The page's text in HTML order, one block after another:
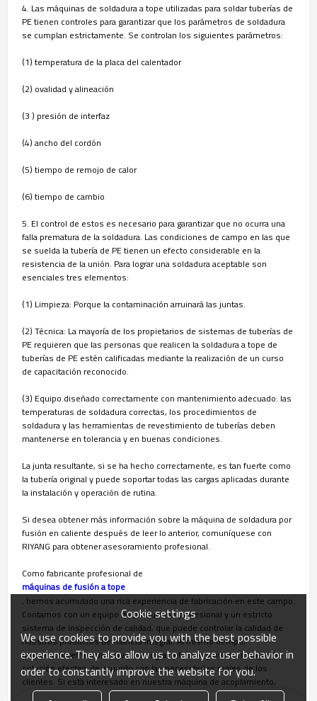
4. Las máquinas de soldadura a tope utilizadas para soldar tuberías de
PE tienen controles para garantizar que los parámetros de soldadura
se cumplan estrictamente. Se controlan los siguientes parámetros:
(1) temperatura de la placa del calentador
(2) ovalidad y alineación
(3 ) presión de interfaz
(4) ancho del cordón
(5) tiempo de remojo de calor
(6) tiempo de cambio
5. El control de estos es necesario para garantizar que no ocurra una
falla prematura de la soldadura. Las condiciones de campo en las que
se suelda la tubería de PE tienen un efecto considerable en la
resistencia de la unión. Para lograr una soldadura aceptable son
esenciales tres elementos:
(1) Limpieza: Porque la contaminación arruinará las juntas.
(2) Técnica: La mayoría de los propietarios de sistemas de tuberías de
PE requieren que las personas que realicen la soldadura a tope de
tuberías de PE estén calificadas mediante la realización de un curso
de capacitación reconocido.
(3) Equipo diseñado correctamente con mantenimiento adecuado: las
temperaturas de soldadura correctas, los procedimientos de
soldadura y las herramientas de revestimiento de tuberías deben
mantenerse en tolerancia y en buenas condiciones.
La junta resultante, si se ha hecho correctamente, es tan fuerte como
la tubería original y puede soportar todas las cargas aplicadas durante
la instalación y operación de rutina.
Si desea obtener más información sobre la máquina de soldadura por
fusión en caliente después de leer lo anterior, comuníquese con
RIYANG para obtener asesoramiento profesional.
Como fabricante profesional de
máquinas de fusión a tope
, hemos acumulado una rica experiencia de fabricación en este campo.
Contamos con un equipo de producción profesional y un estricto
sistema de inspección de calidad, que puede controlar la calidad de
nuestros productos de manera integral. Al mismo tiempo,
proporcionaremos un servicio integral reflexivo y una tecnología de
solución efectiva de acuerdo con las necesidades reales de los
clientes. Si está interesado en nuestra máquina de acoplamiento,
contáctenos de inmediato.
Cookie settings
We use cookies to provide you with the best possible
experience. They also allow us to analyze user behavior in
order to constantly improve the website for you.